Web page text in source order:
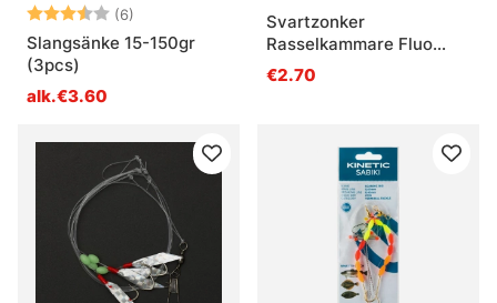
Arvio: (6)
3.7 5:sta tähdestä
Slangsänke 15-150gr
(3pcs)
alk.€3.60
Svartzonker
Rasselkammare Fluo
Yellow 5kpl
€2.70